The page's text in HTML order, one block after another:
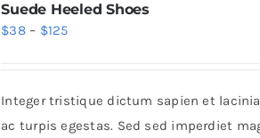
Suede Heeled Shoes
$38 – $125Price
through
$125
Integer tristique dictum sapien et
ac turpis egestas. Sed sed imperdiet